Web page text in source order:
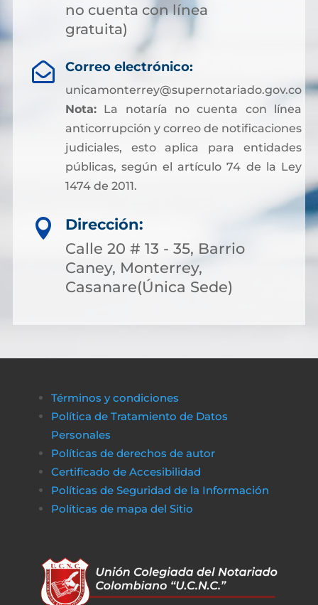
no cuenta con línea
gratuita)
 Correo electrónico:
unicamonterrey@supernotariado.gov.co
Nota:La notaría no cuenta con línea
anticorrupción y correo de notificaciones
judiciales, esto aplica para entidades
públicas, según el artículo 74 de la Ley
1474 de 2011.

Dirección:
Calle 20 # 13 - 35, Barrio
Caney, Monterrey,
Casanare(Única Sede)
Términos y condiciones
Política de Tratamiento de Datos
Personales
Políticas de derechos de autor
Certificado de Accesibilidad
Políticas de Seguridad de la Información
Políticas de mapa del Sitio